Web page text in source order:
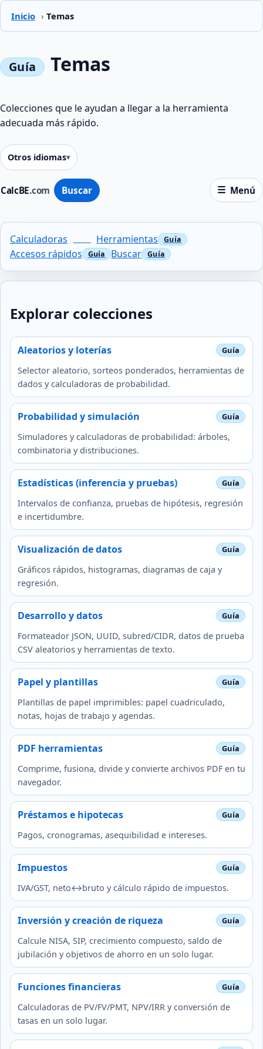
Inicio › Temas
CalcBE.com Buscar Menú
Temas
Colecciones que le ayudan a llegar a la herramienta
adecuada más rápido.
Otros idiomas
Calculadoras
Herramientas
Accesos rápidos
Buscar
Explorar colecciones
Aleatorios y loterías
Selector aleatorio, sorteos ponderados, herramientas de
dados y calculadoras de probabilidad.
Probabilidad y simulación
Simuladores y calculadoras de probabilidad: árboles,
combinatoria y distribuciones.
Estadísticas (inferencia y pruebas)
Intervalos de confianza, pruebas de hipótesis, regresión
e incertidumbre.
Visualización de datos
Gráficos rápidos, histogramas, diagramas de caja y
regresión.
Desarrollo y datos
Formateador JSON, UUID, subred/CIDR, datos de prueba
CSV aleatorios y herramientas de texto.
Papel y plantillas
Plantillas de papel imprimibles: papel cuadriculado,
notas, hojas de trabajo y agendas.
PDF herramientas
Comprime, fusiona, divide y convierte archivos PDF en tu
navegador.
Préstamos e hipotecas
Pagos, cronogramas, asequibilidad e intereses.
Impuestos
IVA/GST, neto↔bruto y cálculo rápido de impuestos.
Inversión y creación de riqueza
Calcule NISA, SIP, crecimiento compuesto, saldo de
jubilación y objetivos de ahorro en un solo lugar.
Funciones financieras
Calculadoras de PV/FV/PMT, NPV/IRR y conversión de
tasas en un solo lugar.